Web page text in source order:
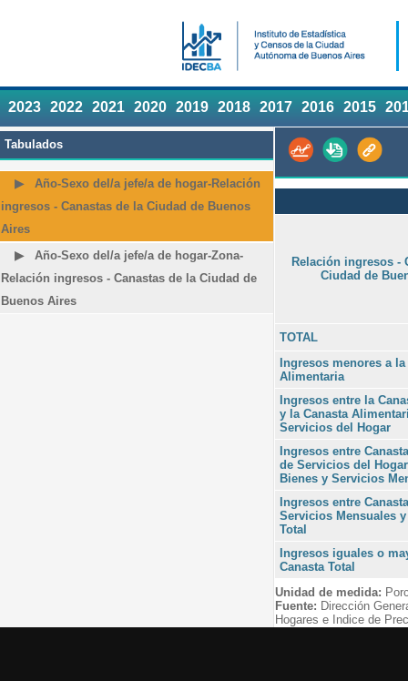
2023 2022 2021 2020 2019 2018 2017 2016 2015
Tabulados
Año-Sexo del/a jefe/a de hogar-Relación
ingresos - Canastas de la Ciudad de Buenos
Aires
Año-Sexo del/a jefe/a de hogar-Zona-
Relación ingresos - Canastas de la Ciudad de
Buenos Aires
Relación ingresos -
Ciudad de
TOTAL
Ingresos menores a la
Alimentaria
Ingresos entre la
y la Canasta
Servicios del Hogar
Ingresos entre
de Servicios del
Bienes y Servicios
Ingresos entre
Servicios Mensuales y
Total
Ingresos iguales o
Canasta Total
Unidad de medida:
Fuente: Dirección
Hogares e Indice de